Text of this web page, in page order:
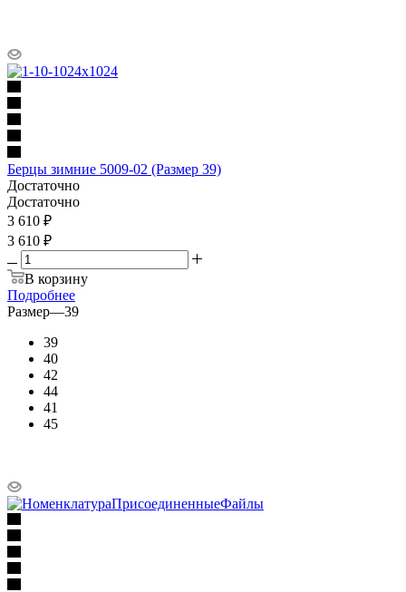
Берцы зимние 5009-02 (Размер 39)
Достаточно
Достаточно
3 610 ₽
3 610 ₽
В корзину
Подробнее
Размер—39
39
40
42
44
41
45